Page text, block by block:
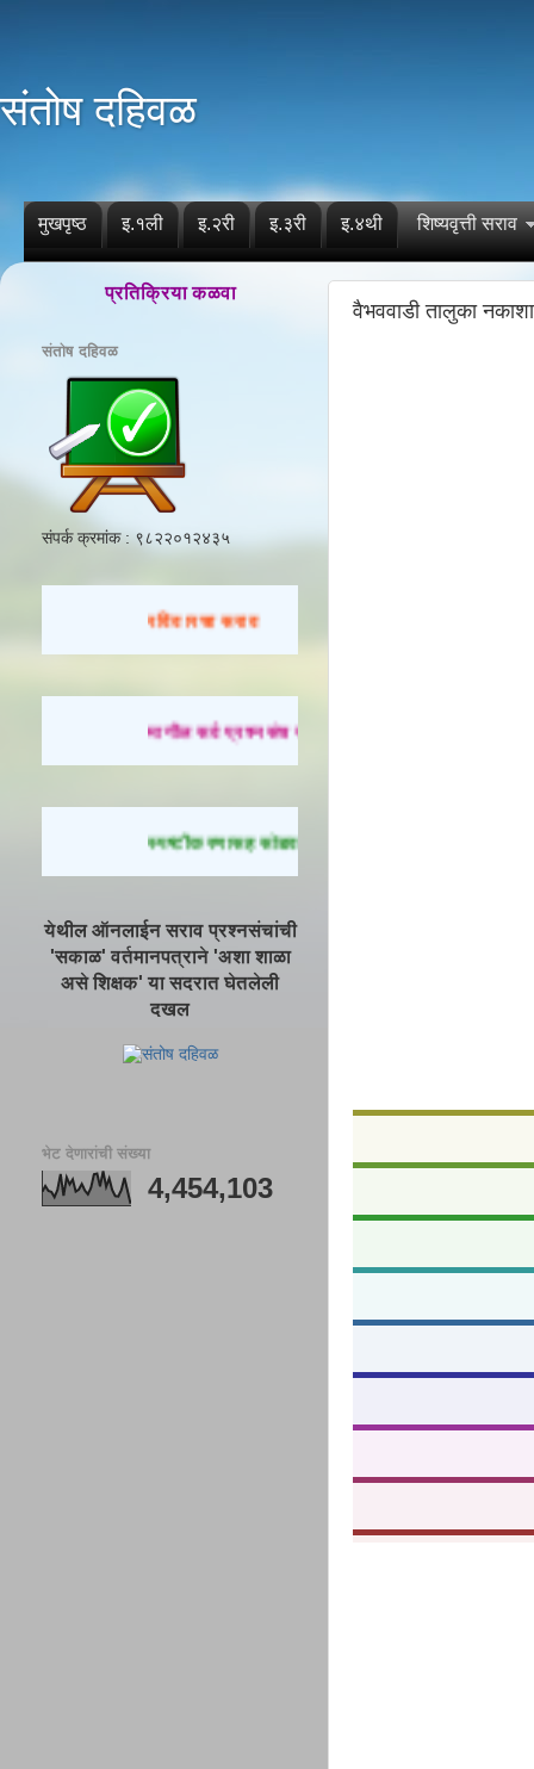
संतोष दहिवळ
मुखपृष्ठ इ.१ली इ.२री इ.३री इ.४थी शिष्यवृत्ती सराव
वैभववाडी तालुका
प्रतिक्रिया कळवा
संतोष दहिवळ
संपर्क क्रमांक : ९८२२०१२४३५
रविवारचा सराव
मागील सर्व प्रश्नसंच सोडवण्यासाठी येथे क्लिक करा.
स्पष्टीकरणासह सोडवलेले प्रश्न पाहण्यासाठी येथे क्लिक
येथील ऑनलाईन सराव प्रश्नसंचांची
'सकाळ' वर्तमानपत्राने 'अशा शाळा
असे शिक्षक' या सदरात घेतलेली
दखल
भेट देणारांची संख्या
4,454,103